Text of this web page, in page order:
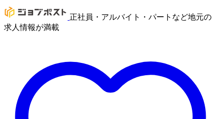
正社員・アルバイト・パートなど地元の
求人情報が満載